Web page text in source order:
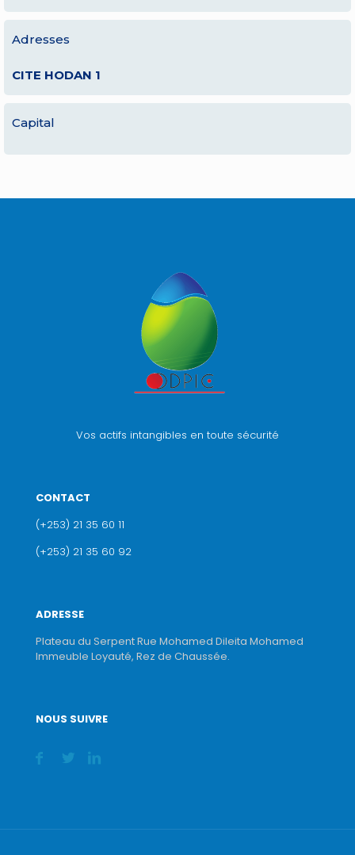
Adresses
CITE HODAN 1
Capital
Vos actifs intangibles en toute sécurité
CONTACT
(+253) 21 35 60 11
(+253) 21 35 60 92
ADRESSE
Plateau du Serpent Rue Mohamed Dileita Mohamed
Immeuble Loyauté, Rez de Chaussée.
NOUS SUIVRE